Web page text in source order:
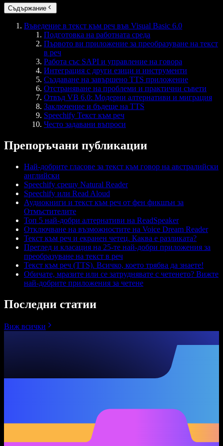
Съдържание
Въведение в текст към реч във Visual Basic 6.0
Подготовка на работната среда
Първото ви приложение за преобразуване на текст
в реч
Работа със SAPI и управление на говора
Интеграция с други езици и инструменти
Създаване на завършено TTS приложение
Отстраняване на проблеми и практични съвети
Отвъд VB 6.0: Модерни алтернативи и миграция
Заключение и бъдеще на TTS
Speechify Текст към реч
Често задавани въпроси
Препоръчани публикации
Най-добрите гласове за текст към говор на австралийски
английски
Speechify срещу Natural Reader
Speechify или Read Aloud
Аудиокниги и текст към реч от фен фикшън за
Отмъстителите
Топ 5 най-добри алтернативи на ReadSpeaker
Отключване на възможностите на Voice Dream Reader
Текст към реч и екранен четец. Каква е разликата?
Преглед и класация на 25-те най-добри приложения за
преобразуване на текст в реч
Текст към реч (TTS). Всичко, което трябва да знаете!
Обичате, мразите или се затруднявате с четенето? Вижте
най-добрите приложения за четене
Последни статии
Виж всички